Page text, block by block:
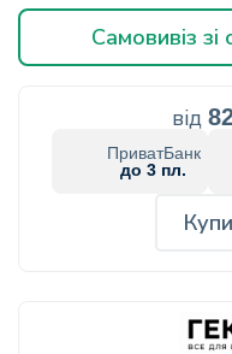
Самовивіз зі
від
ПриватБанк
до 3 пл.